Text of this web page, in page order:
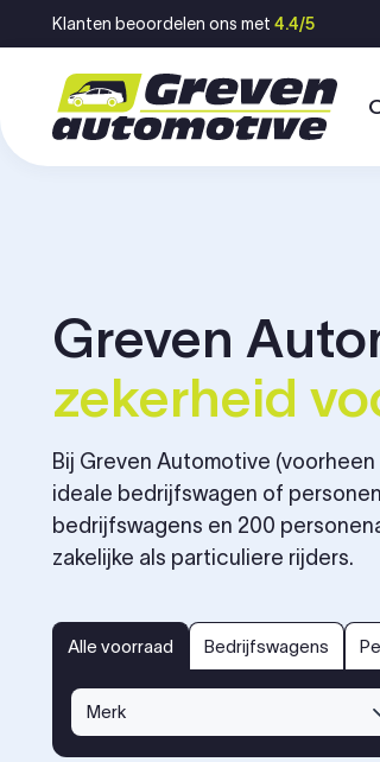
Ga naar inhoud
Klanten beoordelen ons met 4.4/5
Greven
zekerheid
Bij Greven Automotive
ideale bedrijfswagen of
bedrijfswagens en 200
zakelijke als particuliere rijders.
bedrijfswagens personenwagens
Alle voorraad Bedrijfswagens
Merk